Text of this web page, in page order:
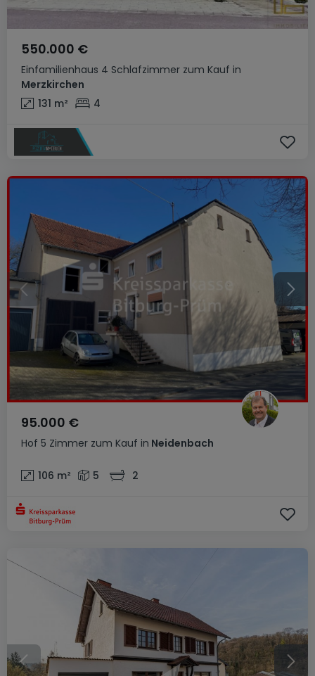
Einfamilienhaus 4 Schlafzimmer zum Kauf in
Merzkirchen
550.000 €
131 m² 4
Hof 5 Zimmer zum Kauf in Neidenbach
95.000 €
106 m² 5 2